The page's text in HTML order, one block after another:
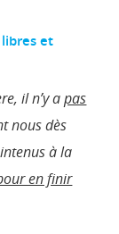
et
il n’y apas
nous dès
à la
en finir